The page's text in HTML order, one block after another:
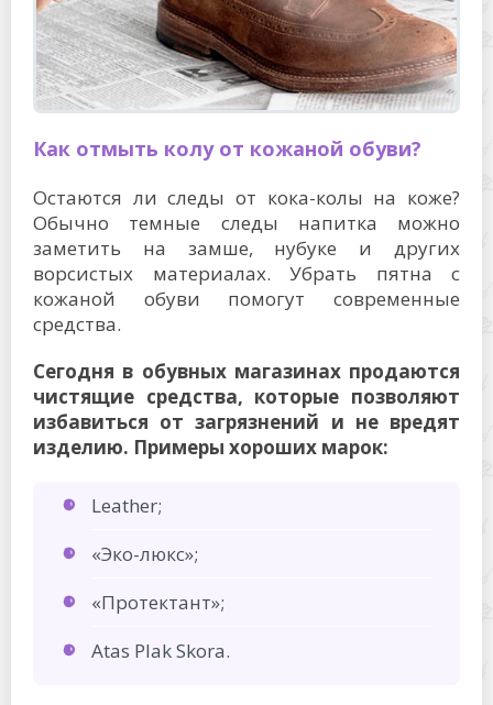
Как отмыть колу от кожаной обуви?
Остаются ли следы от кока-колы на коже?
Обычно темные следы напитка можно
заметить на замше, нубуке и других
ворсистых материалах. Убрать пятна с
кожаной обуви помогут современные
средства.
Сегодня в обувных магазинах продаются
чистящие средства, которые позволяют
избавиться от загрязнений и не вредят
изделию. Примеры хороших марок:
Leather;
«Эко-люкс»;
«Протектант»;
Atas Plak Skora.